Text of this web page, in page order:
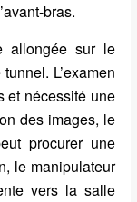
bras.
allongée sur le
L’examen
et nécessité une
des images, le
procurer une
le manipulateur
vers la salle